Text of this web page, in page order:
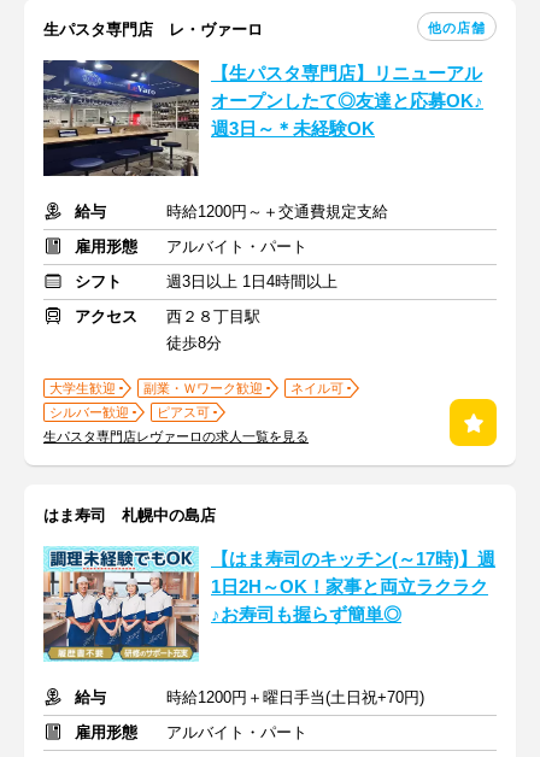
生パスタ専門店 レ・ヴァーロ 他の店舗
【生パスタ専門店】リニューアル
オープンしたて◎友達と応募OK♪
週3日～＊未経験OK
給与
時給1200円～＋交通費規定支給
雇用形態
アルバイト・パート
シフト
週3日以上 1日4時間以上
アクセス
西２８丁目駅
徒歩8分
大学生歓迎 副業・Ｗワーク歓迎
ネイル可
シルバー歓迎
ピアス可
生パスタ専門店レヴァーロの求人一覧を見る
はま寿司 札幌中の島店
【はま寿司のキッチン(～17時)】週
1日2H～OK！家事と両立ラクラク
♪お寿司も握らず簡単◎
給与
時給1200円＋曜日手当(土日祝+70円)
雇用形態
アルバイト・パート